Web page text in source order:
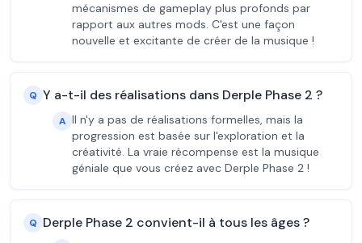
mécanismes de gameplay plus profonds par
rapport aux autres mods. C'est une façon
nouvelle et excitante de créer de la musique !
Q Y a-t-il des réalisations dans Derple Phase 2 ?
A Il n'y a pas de réalisations formelles, mais la
progression est basée sur l'exploration et la
créativité. La vraie récompense est la musique
géniale que vous créez avec Derple Phase 2 !
Q Derple Phase 2 convient-il à tous les âges ?